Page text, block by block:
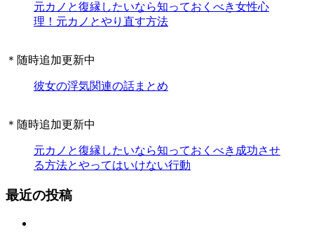
元カノと復縁したいなら知っておくべき女性心
理！元カノとやり直す方法
＊随時追加更新中
彼女の浮気関連の話まとめ
＊随時追加更新中
元カノと復縁したいなら知っておくべき成功させ
る方法とやってはいけない行動
最近の投稿